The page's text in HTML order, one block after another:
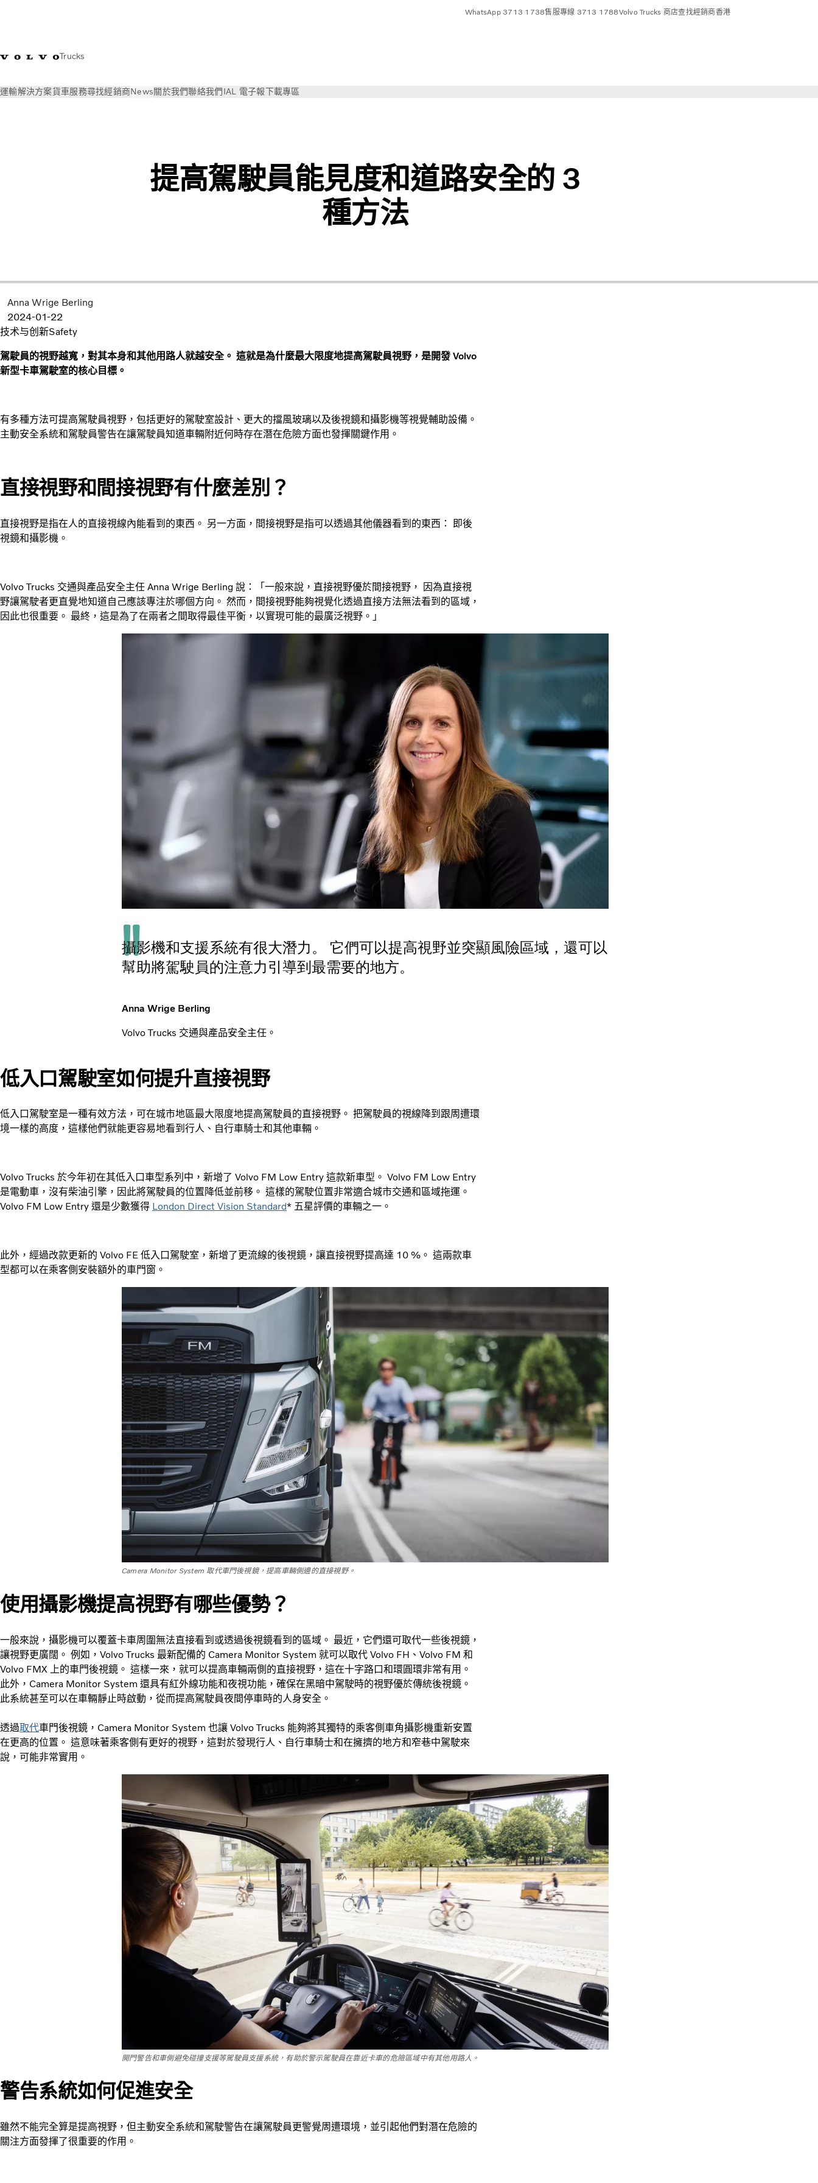
Trucks
WhatsApp 3713 1738售服專線 3713 1788Volvo Trucks 商店查找經銷商香港
運輸解決方案貨車服務尋找經銷商News關於我們聯絡我們 IAL 電子報下載專區
提高駕駛員能見度和道路安全的 3
種方法
Anna Wrige Berling
2024-01-22
技术与创新Safety
駕駛員的視野越寬，對其本身和其他用路人就越安全。 這就是為什麼最大限度地提高駕駛員視野，是開發 Volvo
新型卡車駕駛室的核心目標。
有多種方法可提高駕駛員視野，包括更好的駕駛室設計、更大的擋風玻璃以及後視鏡和攝影機等視覺輔助設備。
主動安全系統和駕駛員警告在讓駕駛員知道車輛附近何時存在潛在危險方面也發揮關鍵作用。
直接視野和間接視野有什麼差別？
直接視野是指在人的直接視線內能看到的東西。 另一方面，間接視野是指可以透過其他儀器看到的東西： 即後
視鏡和攝影機。
Volvo Trucks 交通與產品安全主任 Anna Wrige Berling 說：「一般來說，直接視野優於間接視野， 因為直接視
野讓駕駛者更直覺地知道自己應該專注於哪個方向。 然而，間接視野能夠視覺化透過直接方法無法看到的區域，
因此也很重要。 最終，這是為了在兩者之間取得最佳平衡，以實現可能的最廣泛視野。」
攝影機和支援系統有很大潛力。 它們可以提高視野並突顯風險區域，還可以
幫助將駕駛員的注意力引導到最需要的地方。
Anna Wrige Berling
Volvo Trucks 交通與產品安全主任。
低入口駕駛室如何提升直接視野
低入口駕駛室是一種有效方法，可在城市地區最大限度地提高駕駛員的直接視野。 把駕駛員的視線降到跟周遭環
境一樣的高度，這樣他們就能更容易地看到行人、自行車騎士和其他車輛。
Volvo Trucks 於今年初在其低入口車型系列中，新增了 Volvo FM Low Entry 這款新車型。 Volvo FM Low Entry
是電動車，沒有柴油引擎，因此將駕駛員的位置降低並前移。 這樣的駕駛位置非常適合城市交通和區域拖運。
Volvo FM Low Entry 還是少數獲得 London Direct Vision Standard* 五星評價的車輛之一。
此外，經過改款更新的 Volvo FE 低入口駕駛室，新增了更流線的後視鏡，讓直接視野提高達 10 %。 這兩款車
型都可以在乘客側安裝額外的車門窗。
Camera Monitor System 取代車門後視鏡，提高車輛側邊的直接視野。
使用攝影機提高視野有哪些優勢？
一般來說，攝影機可以覆蓋卡車周圍無法直接看到或透過後視鏡看到的區域。 最近，它們還可取代一些後視鏡，
讓視野更廣闊。 例如，Volvo Trucks 最新配備的 Camera Monitor System 就可以取代 Volvo FH、Volvo FM 和
Volvo FMX 上的車門後視鏡。 這樣一來，就可以提高車輛兩側的直接視野，這在十字路口和環圓環非常有用。
此外，Camera Monitor System 還具有紅外線功能和夜視功能，確保在黑暗中駕駛時的視野優於傳統後視鏡。
此系統甚至可以在車輛靜止時啟動，從而提高駕駛員夜間停車時的人身安全。
透過取代車門後視鏡，Camera Monitor System 也讓 Volvo Trucks 能夠將其獨特的乘客側車角攝影機重新安置
在更高的位置。 這意味著乘客側有更好的視野，這對於發現行人、自行車騎士和在擁擠的地方和窄巷中駕駛來
說，可能非常實用。
開門警告和車側避免碰撞支援等駕駛員支援系統，有助於警示駕駛員在靠近卡車的危險區域中有其他用路人。
警告系統如何促進安全
雖然不能完全算是提高視野，但主動安全系統和駕駛警告在讓駕駛員更警覺周遭環境，並引起他們對潛在危險的
關注方面發揮了很重要的作用。